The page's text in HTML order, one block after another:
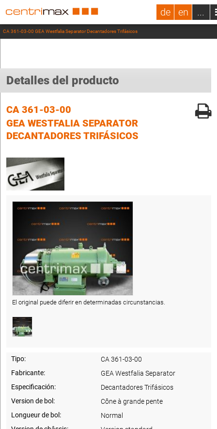
de en ...
CA 361-03-00 GEA Westfalia Separator Decantadores Trifásicos
Detalles del producto
CA 361-03-00
GEA WESTFALIA SEPARATOR
DECANTADORES TRIFÁSICOS
El original puede diferir en determinadas circunstancias.
Tipo:
CA 361-03-00
Fabricante:
GEA Westfalia Separator
Especificación:
Decantadores Trifásicos
Version de bol:
Cône à grande pente
Longueur de bol:
Normal